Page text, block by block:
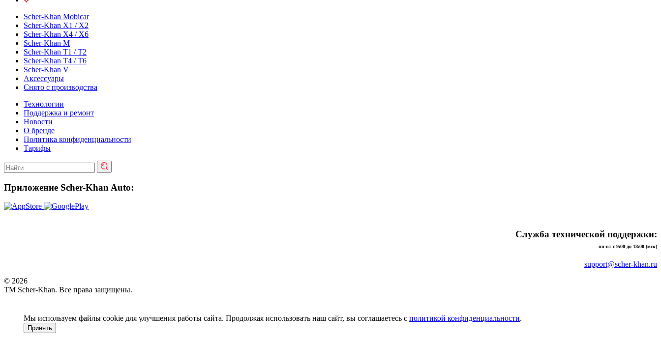
Scher-Khan Mobicar
Scher-Khan X1 / X2
Scher-Khan X4 / X6
Scher-Khan M
Scher-Khan T1 / T2
Scher-Khan T4 / T6
Scher-Khan V
Аксессуары
Снято с производства
Технологии
Поддержка и ремонт
Новости
О бренде
Политика конфиденциальности
Тарифы
Приложение Scher-Khan Auto:
Служба технической поддержки:
пн-пт с 9:00 до 18:00 (мск)
support@scher-khan.ru
© 2026
ТМ Scher-Khan. Все права защищены.
Мы используем файлы cookie для улучшения работы сайта. Продолжая использовать наш сайт, вы соглашаетесь с политикой конфиденциальности.
Принять